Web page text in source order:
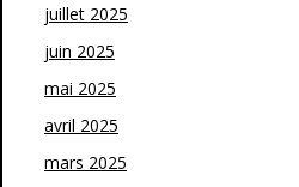
juillet 2025
juin 2025
mai 2025
avril 2025
mars 2025